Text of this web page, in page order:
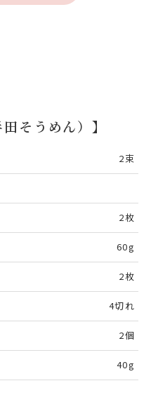
そうめん）】
2束
2枚
60g
2枚
4切れ
2個
40g